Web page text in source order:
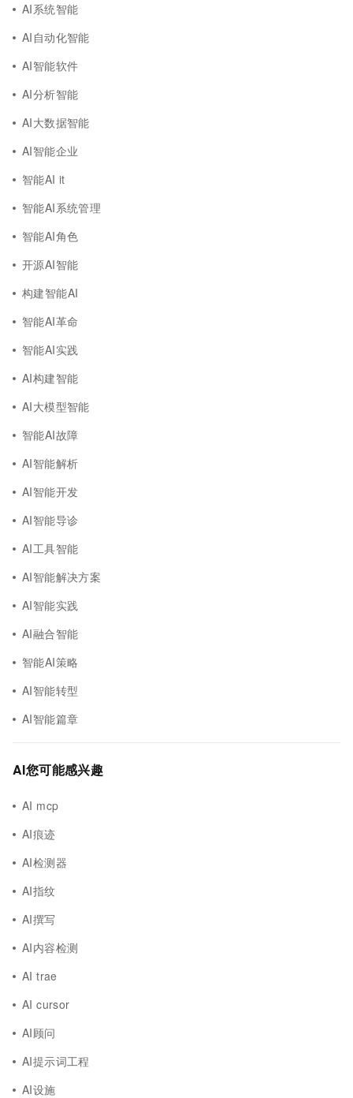
AI系统智能
AI自动化智能
AI智能软件
AI分析智能
AI大数据智能
AI智能企业
智能AI it
智能AI系统管理
智能AI角色
开源AI智能
构建智能AI
智能AI革命
智能AI实践
AI构建智能
AI大模型智能
智能AI故障
AI智能解析
AI智能开发
AI智能导诊
AI工具智能
AI智能解决方案
AI智能实践
AI融合智能
智能AI策略
AI智能转型
AI智能篇章
AI您可能感兴趣
AI mcp
AI痕迹
AI检测器
AI指纹
AI撰写
AI内容检测
AI trae
AI cursor
AI顾问
AI提示词工程
AI设施